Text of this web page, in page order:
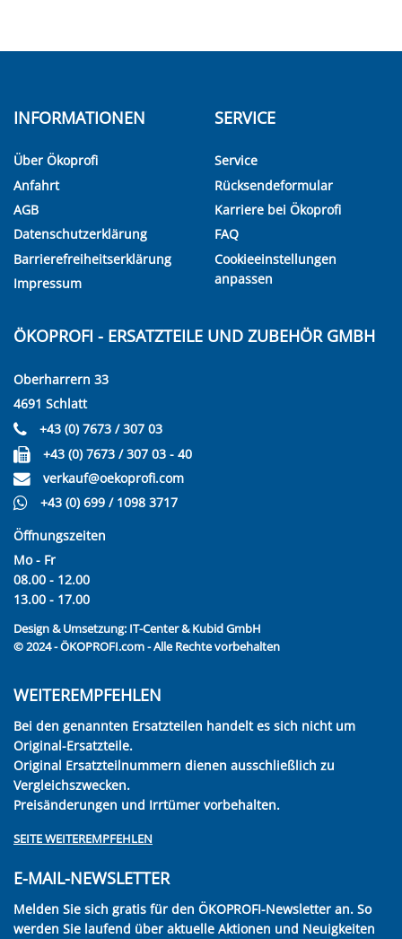
INFORMATIONEN
Über Ökoprofi
Anfahrt
AGB
Datenschutzerklärung
Barrierefreiheitserklärung
Impressum
SERVICE
Service
Rücksendeformular
Karriere bei Ökoprofi
FAQ
Cookieeinstellungen
anpassen
ÖKOPROFI - ERSATZTEILE UND ZUBEHÖR GMBH
Oberharrern 33
4691 Schlatt
+43 (0) 7673 / 307 03
+43 (0) 7673 / 307 03 - 40
verkauf@oekoprofi.com
+43 (0) 699 / 1098 3717
Öffnungszeiten
Mo - Fr
08.00 - 12.00
13.00 - 17.00
Design & Umsetzung: IT-Center & Kubid GmbH
© 2024 - ÖKOPROFI.com - Alle Rechte vorbehalten
WEITEREMPFEHLEN
Bei den genannten Ersatzteilen handelt es sich nicht um
Original-Ersatzteile.
Original Ersatzteilnummern dienen ausschließlich zu
Vergleichszwecken.
Preisänderungen und Irrtümer vorbehalten.
SEITE WEITEREMPFEHLEN
E-MAIL-NEWSLETTER
Melden Sie sich gratis für den ÖKOPROFI-Newsletter an. So
werden Sie laufend über aktuelle Aktionen und Neuigkeiten